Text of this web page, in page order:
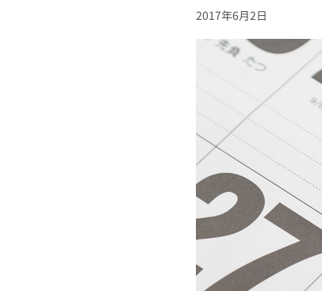
2017年6月2日